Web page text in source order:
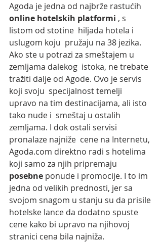
Agoda je jedna od najbrže rastućih
online hotelskih platformi , s
listom od stotine  hiljada hotela i
uslugom koju  pružaju na 38 jezika.
Ako ste u potrazi za smeštajem u
zemljama dalekog  istoka, ne trebate
tražiti dalje od Agode. Ovo je servis
koji svoju  specijalnost temelji
upravo na tim destinacijama, ali isto
tako nude i  smeštaj u ostalih
zemljama. I dok ostali servisi
pronalaze najniže  cene na Internetu,
Agoda.com direktno radi s hotelima
koji samo za njih pripremaju
posebne ponude i promocije. I to im
jedna od velikih prednosti, jer sa
svojom snagom u stanju su da prisile
hotelske lance da dodatno spuste
cene kako bi upravo na njihovoj
stranici cena bila najniža.